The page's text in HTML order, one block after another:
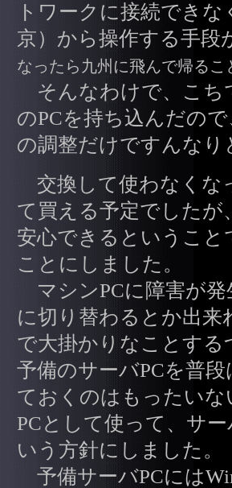
トワークに接続でき
京）から操作する手段
なったら九州に飛んで帰るこ
そんなわけで、こち
のPCを持ち込んだの
の調整だけですんなり
交換して使わなくな
て買える予定でした
安心できるというこ
ことにしました。
マシンPCに障害が発
に切り替わるとか出
で大掛かりなことす
予備のサーバPCを普
ておくのはもったい
PCとして使って、サ
いう方針にしました。
予備サーバPCには